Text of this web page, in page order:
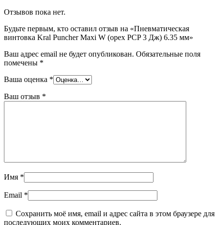
Отзывов пока нет.
Будьте первым, кто оставил отзыв на «Пневматическая
винтовка Kral Puncher Maxi W (орех PCP 3 Дж) 6.35 мм»
Ваш адрес email не будет опубликован. Обязательные поля
помечены *
Ваша оценка *
Ваш отзыв *
Имя *
Email *
Сохранить моё имя, email и адрес сайта в этом браузере для
последующих моих комментариев.